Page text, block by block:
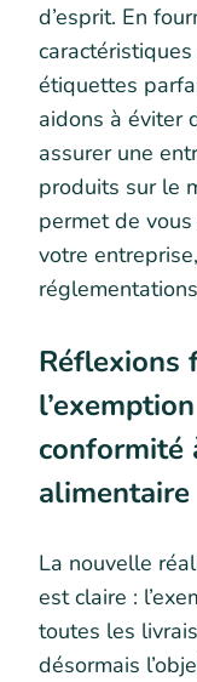
d’esprit. En
étiquettes
aidons à éviter
assurer une
produits sur le
permet de
votre
Réflexions
conformité
alimentaire
La nouvelle
est claire :
toutes les
désormais